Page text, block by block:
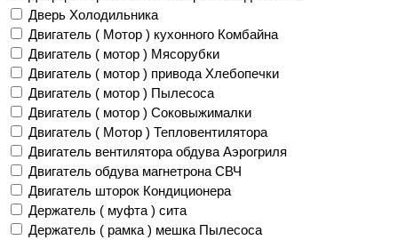
Дверь Холодильника
Двигатель ( Мотор ) кухонного Комбайна
Двигатель ( мотор ) Мясорубки
Двигатель ( мотор ) привода Хлебопечки
Двигатель ( мотор ) Пылесоса
Двигатель ( мотор ) Соковыжималки
Двигатель ( Мотор ) Тепловентилятора
Двигатель вентилятора обдува Аэрогриля
Двигатель обдува магнетрона СВЧ
Двигатель шторок Кондиционера
Держатель ( муфта ) сита
Держатель ( рамка ) мешка Пылесоса